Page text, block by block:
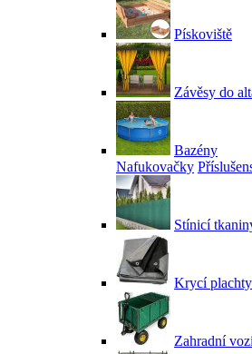
Pískoviště
Závěsy do
Bazény
Nafukovačky
Stínicí
Krycí plachty
Zahradní